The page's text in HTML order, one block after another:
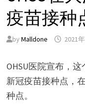
疫苗接种
by Malldone 2021
OHSU医院宣布，
新冠疫苗接种点，
种点。